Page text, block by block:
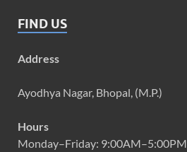
FIND US
Address
Ayodhya Nagar, Bhopal, (M.P.)
Hours
Monday–Friday: 9:00AM–5:00PM